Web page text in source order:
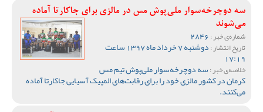
سه دوچرخه‌سوار ملی‌پوش مس در مالزی برای جاکارتا آماده
می‌شوند
شماره‌ی خبر :
تاریخ انتشار : دوشنبه 7 خرداد ماه 1397 ساعت
17:19
خلاصه‌ی خبر :سه دوچرخه‌سوار ملی‌پوش تیم مس
کرمان در کشور مالزی خود را برای رقابت‌های المپیک آسیایی جاکارتا آماده
می‌کنند.